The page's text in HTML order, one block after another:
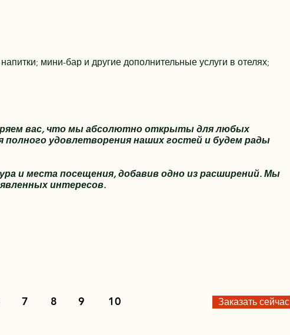
мини-бар и другие дополнительные услуги в отелях;
вас, что мы абсолютно открыты для любых
удовлетворения наших гостей и будем рады
и места посещения, добавив одно из расширений. Мы
интересов.
7 8 9 10 Заказать сейчас